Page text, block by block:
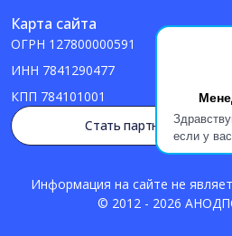
если у
Карта сайта
ОГРН 127800000591
ИНН 7841290477
КПП 784101001
Стать партнером
Информация на сайте не
© 2012 - 2026